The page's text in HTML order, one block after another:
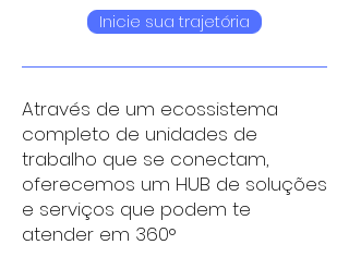
Inicie sua trajetória
Através de um ecossistema
completo de unidades de
trabalho que se conectam,
oferecemos um HUB de soluções
e serviços que podem te
atender em 360°